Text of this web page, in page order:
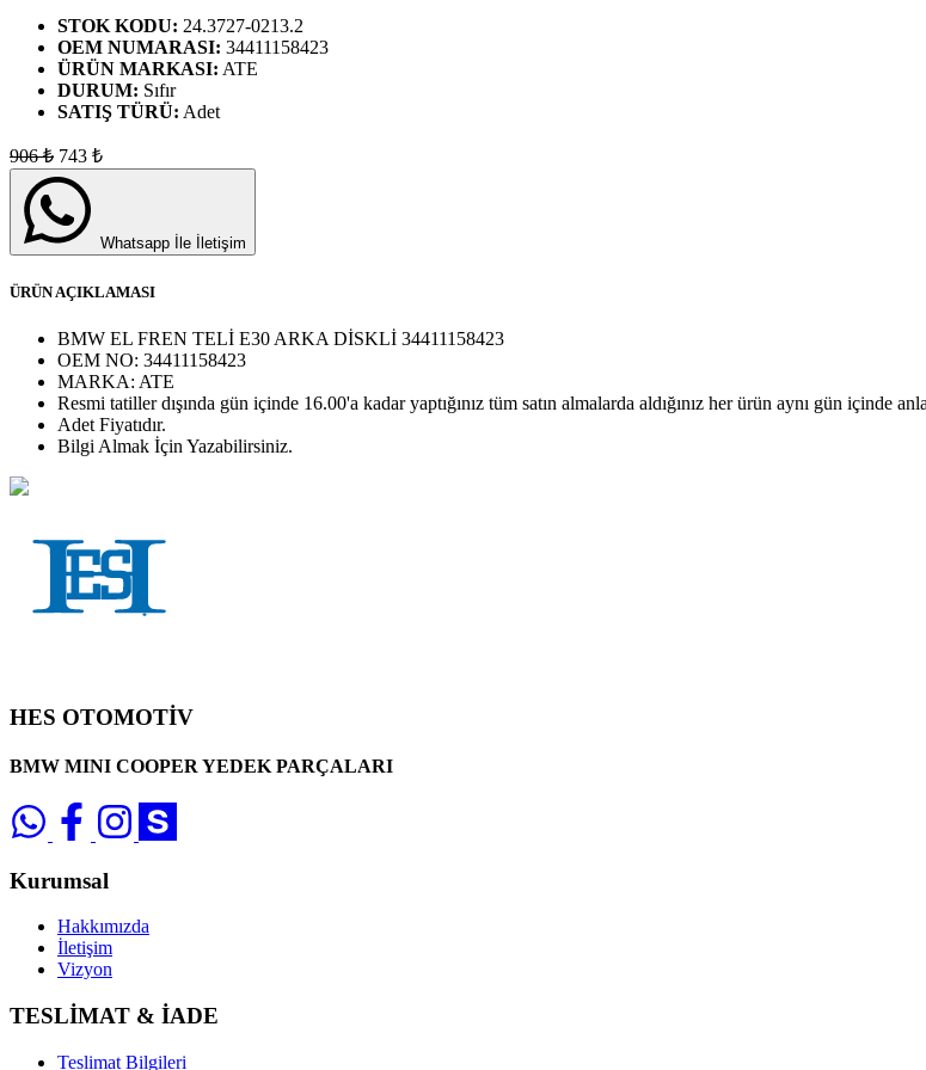
STOK KODU: 24.3727-0213.2
OEM NUMARASI: 34411158423
ÜRÜN MARKASI: ATE
DURUM: Sıfır
SATIŞ TÜRÜ: Adet
906₺ 743 ₺
Whatsapp İle İletişim
ÜRÜN AÇIKLAMASI
BMW EL FREN TELİ E30 ARKA DİSKLİ 34411158423
OEM NO: 34411158423
MARKA: ATE
Resmi tatiller dışında gün içinde 16.00'a kadar yaptığınız tüm satın almalarda aldığınız her ürün aynı gün
Adet Fiyatıdır.
Bilgi Almak İçin Yazabilirsiniz.
HES OTOMOTİV
BMW MINI COOPER YEDEK PARÇALARI
Kurumsal
Hakkımızda
İletişim
Vizyon
TESLİMAT & İADE
Teslimat Bilgileri